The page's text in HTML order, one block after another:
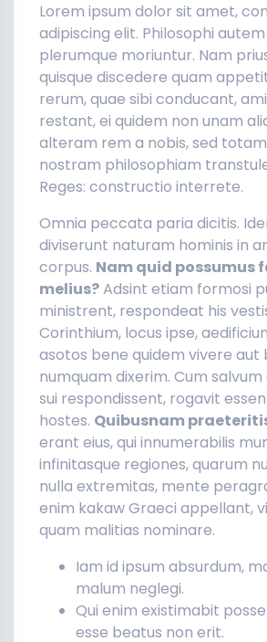
Lorem ipsum dolor sit amet,
adipiscing elit. Philosophi
plerumque moriuntur. Nam
quisque discedere quam
rerum, quae sibi conducant,
restant, ei quidem non unam
alteram rem a nobis, sed
nostram philosophiam
Reges: constructio interrete.
Omnia peccata paria dicitis.
diviserunt naturam hominis in
corpus. Nam quid possumus
melius?Adsint etiam formosi
ministrent, respondeat his
Corinthium, locus ipse,
asotos bene quidem vivere aut
numquam dixerim. Cum
sui respondissent, rogavit
hostes. Quibusnam
erant eius, qui innumerabilis
infinitasque regiones, quarum
nulla extremitas, mente
enim kakaw Graeci appellant,
quam malitias nominare.
Iam id ipsum absurdum,
malum neglegi.
Qui enim existimabit
esse beatus non erit.